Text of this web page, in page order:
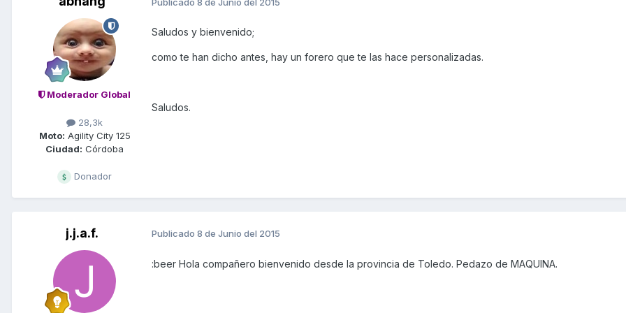
Moderador Global
28,3k
Moto: Agility City 125
Ciudad: Córdoba
Donador
Saludos y bienvenido;
como te han dicho antes, hay un forero que te las hace personalizadas.
Saludos.
j.j.a.f. Publicado 8 de Junio del 2015
:beer Hola compañero bienvenido desde la provincia de Toledo. Pedazo de MAQUINA.